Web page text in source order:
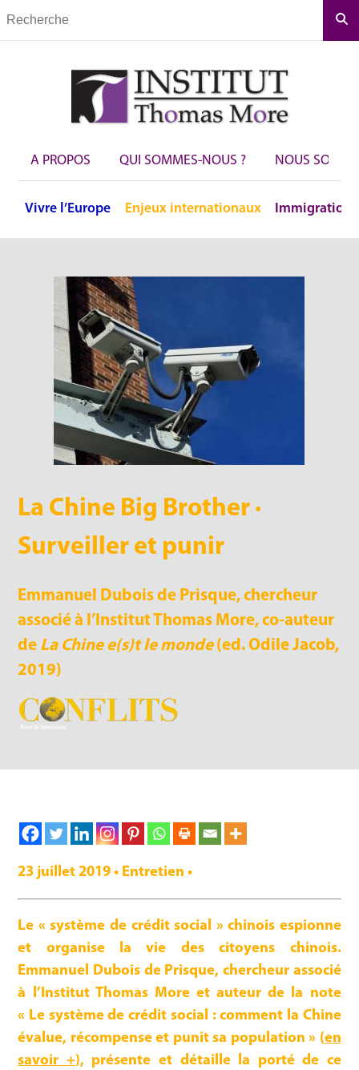
A PROPOS QUI SOMMES-NOUS ? NOUS
Vivre l’Europe Enjeux internationaux Immigration
La Chine Big Brother ·
Surveiller et punir
Emmanuel Dubois de Prisque, chercheur
associé à l’Institut Thomas More, co-auteur
de La Chine e(s)t le monde(ed. Odile Jacob,
2019)
23 juillet 2019 • Entretien •
Le « système de crédit social » chinois espionne
et organise la vie des citoyens chinois.
Emmanuel Dubois de Prisque, chercheur associé
à l’Institut Thomas More et auteur de la note
« Le système de crédit social : comment la Chine
évalue, récompense et punit sa population » (en
savoir +), présente et détaille la porté de ce